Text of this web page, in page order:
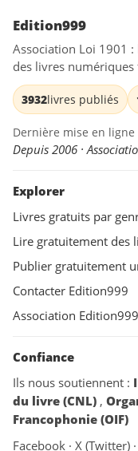
Edition999
Association Loi 1901
des livres
3932livres publiés
Dernière mise en ligne
Depuis 2006 ·
Explorer
Livres gratuits par
Lire gratuitement des
Publier gratuitement
Contacter Edition999
Association
Confiance
Ils nous soutiennent :
du livre (CNL) ,
Francophonie (OIF)
Facebook · X (Twitter) ·